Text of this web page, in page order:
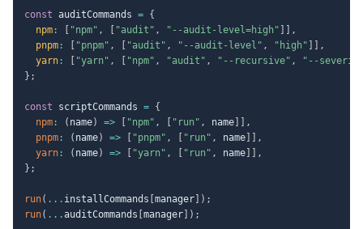
const auditCommands = {
npm : "npm" , "audit" , "--audit-level=high"
,
pnpm : "pnpm" , "audit" , "--audit-level" , "high"
,
yarn : "yarn" , "npm" , "audit" , "--recursive" ,
"--
} ;
const scriptCommands = {
npm : ( name) => "npm" , "run" , name
,
pnpm : ( name) => "pnpm" , "run" , name
,
yarn : ( name) => "yarn" , "run" , name
,
} ;
run( ... installCommands manager ) ;
run( ...auditCommands manager ) ;